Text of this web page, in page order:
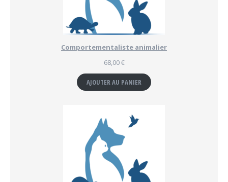
Comportementaliste animalier
68,00€
AJOUTER AU PANIER